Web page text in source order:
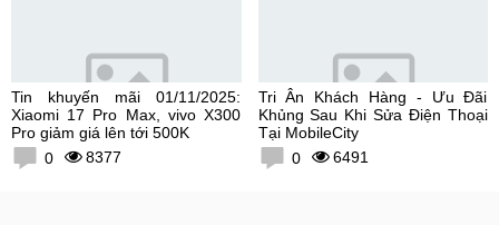
Tin khuyến mãi 01/11/2025:
Xiaomi 17 Pro Max, vivo X300
Pro giảm giá lên tới 500K
0
8377
Tri Ân Khách Hàng - Ưu Đãi
Khủng Sau Khi Sửa Điện Thoại
Tại MobileCity
0
6491